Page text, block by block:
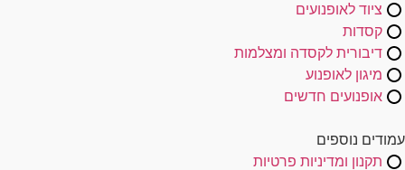
ציוד לאופנועים
קסדות
דיבורית לקסדה ומצלמות
מיגון לאופנוע
אופנועים חדשים
עמודים נוספים
תקנון ומדיניות פרטיות